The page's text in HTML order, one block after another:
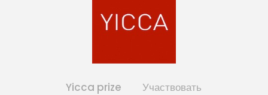
Yicca prize Участвовать